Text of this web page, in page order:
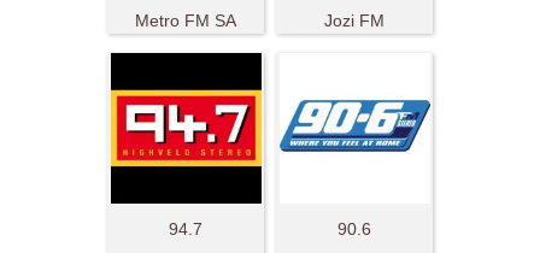
Metro FM SA Jozi FM
94.7
90.6